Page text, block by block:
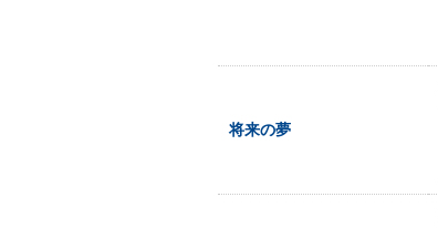
将来の夢